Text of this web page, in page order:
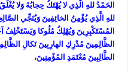
الحَمْدُ للهِ الَّذِي لا يُهْتَكُ حِجابُهُ وَلا
للهِ الَّذِي يُؤْمِنُ الخائِفِينَ وَيُنَجِّي
المُسْتَكْبِرِينَ وَيُهْلِكُ مُلُوكا وَيَسْتَخْلِفُ
الظَّالِمِينَ مُدْرِكِ الهارِبِينَ نَكالِ
الطَّالِبِينَ مُعْتَمَدِ المُؤْمِنِينَ،